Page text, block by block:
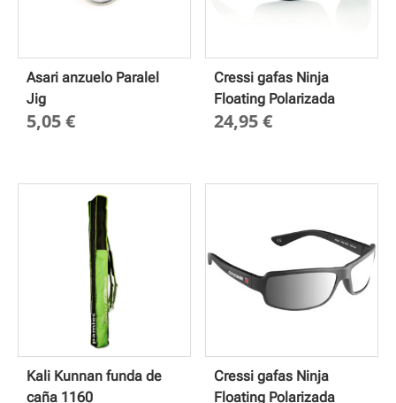
Asari anzuelo Paralel
Jig
5,05€
Cressi gafas Ninja
Floating Polarizada
24,95€
Kali Kunnan funda de
caña 1160
Cressi gafas Ninja
Floating Polarizada